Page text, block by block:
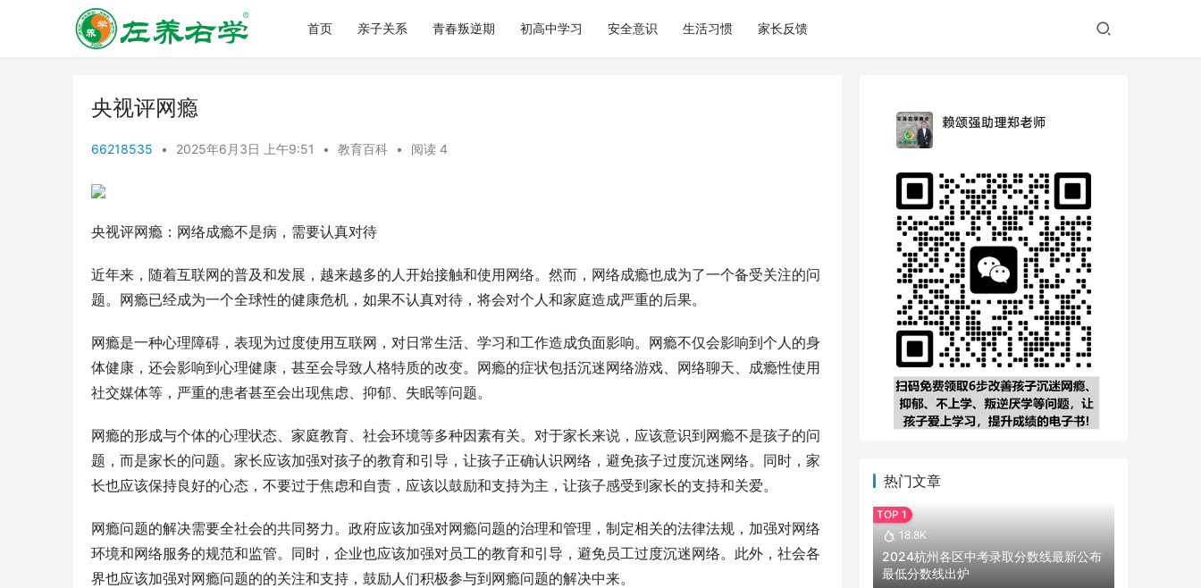
首页 亲子关系 青春叛逆期 初高中学习 安全意识 生活习惯 家长反馈
央视评网瘾
66218535 • 2025年6月3日 上午9:51 • 教育百科 • 阅读 4
央视评网瘾：网络成瘾不是病，需要认真对待
近年来，随着互联网的普及和发展，越来越多的人开始接触和使用网络。然而，网络成瘾也成为了一个备受关注的问
题。网瘾已经成为一个全球性的健康危机，如果不认真对待，将会对个人和家庭造成严重的后果。
网瘾是一种心理障碍，表现为过度使用互联网，对日常生活、学习和工作造成负面影响。网瘾不仅会影响到个人的身
体健康，还会影响到心理健康，甚至会导致人格特质的改变。网瘾的症状包括沉迷网络游戏、网络聊天、成瘾性使用
社交媒体等，严重的患者甚至会出现焦虑、抑郁、失眠等问题。
网瘾的形成与个体的心理状态、家庭教育、社会环境等多种因素有关。对于家长来说，应该意识到网瘾不是孩子的问
题，而是家长的问题。家长应该加强对孩子的教育和引导，让孩子正确认识网络，避免孩子过度沉迷网络。同时，家
长也应该保持良好的心态，不要过于焦虑和自责，应该以鼓励和支持为主，让孩子感受到家长的支持和关爱。
网瘾问题的解决需要全社会的共同努力。政府应该加强对网瘾问题的治理和管理，制定相关的法律法规，加强对网络
环境和网络服务的规范和监管。同时，企业也应该加强对员工的教育和引导，避免员工过度沉迷网络。此外，社会各
界也应该加强对网瘾问题的的关注和支持，鼓励人们积极参与到网瘾问题的解决中来。
热门文章
18.8K
2024杭州各区中考录取分数线最新公布
最低分数线出炉